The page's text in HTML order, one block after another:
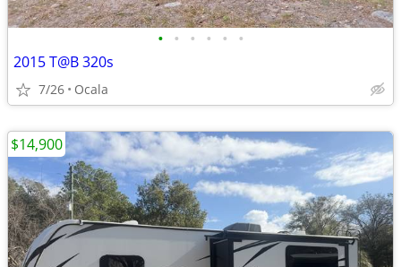
• • • • • •
2015 T@B 320s
7/26 Ocala
$14,900